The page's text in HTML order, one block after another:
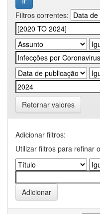
Filtros correntes:
Retornar valores
Adicionar filtros:
Utilizar filtros para refinar